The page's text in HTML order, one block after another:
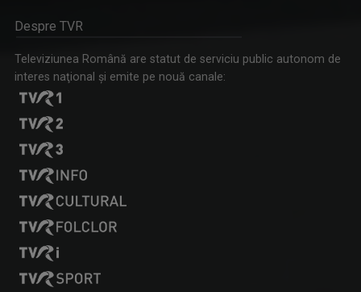
Despre TVR
Televiziunea Română are statut de serviciu public autonom de
interes naţional şi emite pe nouă canale: